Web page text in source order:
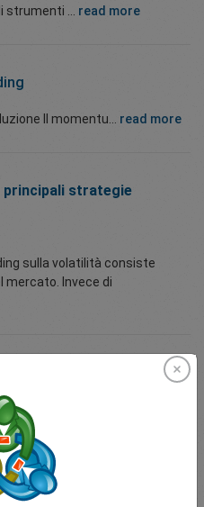
... read more
Il momentu... read more
principali strategie
sulla volatilità consiste
mercato. Invece di
Trading è una potente
che consente ai trader di
more